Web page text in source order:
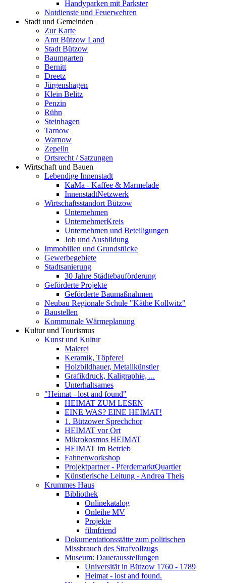
Handyparken mit Parkster
Notdienste und Feuerwehren
Stadt und Gemeinden
Zur Karte
Amt Bützow Land
Stadt Bützow
Baumgarten
Bernitt
Dreetz
Jürgenshagen
Klein Belitz
Penzin
Rühn
Steinhagen
Tarnow
Warnow
Zepelin
Ortsrecht / Satzungen
Wirtschaft und Bauen
Lebendige Innenstadt
KaMa - Kaffee & Marmelade
InnenstadtNetzwerk
Wirtschaftsstandort Bützow
Unternehmen
UnternehmerKreis
Unternehmen und Beteiligungen
Job und Ausbildung
Immobilien und Grundstücke
Gewerbegebiete
Stadtsanierung
30 Jahre Städtebauförderung
Geförderte Projekte
Geförderte Baumaßnahmen
Neubau Regionale Schule "Käthe Kollwitz"
Baustellen
Kommunale Wärmeplanung
Kultur und Tourismus
Kunst und Kultur
Malerei
Keramik, Töpferei
Holzbildhauer, Metallkünstler
Grafikdruck, Kaligraphie, ...
Unterhaltsames
"Heimat - lost and found"
HEIMAT ZUM LESEN
EINE WAS? EINE HEIMAT!
1. Bützower Sprechchor
HEIMAT vor Ort
Mikrokosmos HEIMAT
HEIMAT im Betrieb
Fahnenworkshop
Projektpartner - PferdemarktQuartier
Künstlerische Leitung - Andrea Theis
Krummes Haus
Bibliothek
Onlinekatalog
Onleihe MV
Projekte
filmfriend
Dokumentationsstätte zum politischen
Missbrauch des Strafvollzugs
Museum: Dauerausstellungen
Universität in Bützow 1760 - 1789
Heimat - lost and found.